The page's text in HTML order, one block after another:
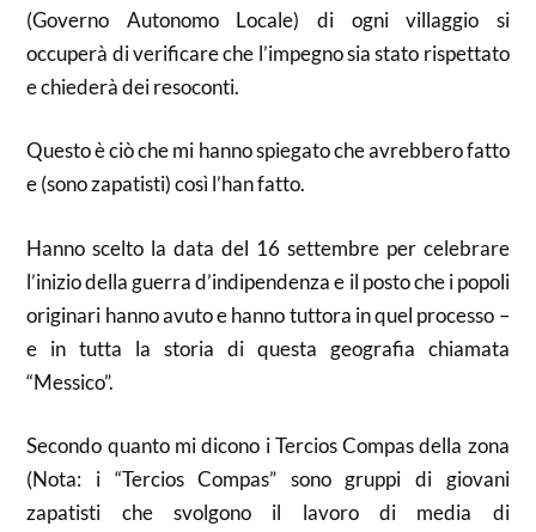
(Governo Autonomo Locale) di ogni villaggio si
occuperà di verificare che l’impegno sia stato rispettato
e chiederà dei resoconti.
Questo è ciò che mi hanno spiegato che avrebbero fatto
e (sono zapatisti) così l’han fatto.
Hanno scelto la data del 16 settembre per celebrare
l’inizio della guerra d’indipendenza e il posto che i popoli
originari hanno avuto e hanno tuttora in quel processo –
e in tutta la storia di questa geografia chiamata
“Messico”.
Secondo quanto mi dicono i Tercios Compas della zona
(Nota: i “Tercios Compas” sono gruppi di giovani
zapatisti che svolgono il lavoro di media di